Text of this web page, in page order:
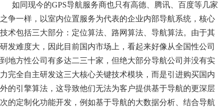
如同现今的GPS导航服务商也只有高德、腾讯、百度等几家
之争一样，以室内位置服务为代表的企业内部导航系统，核心
技术包括三大部分：定位算法、路网算法、导航算法。由于其
研发难度大，因此目前国内市场上，看起来好像从全国性公司
到地方性公司有多达二三十家，但绝大部分导航公司并没有实
力完全自主研发这三大核心关键技术模块，而是引进购买国内
外的引擎算法，这导致他们无法为客户提供基于导航的更深层
次的定制化功能开发，例如基于导航的大数据分析、结合导航